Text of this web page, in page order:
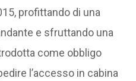
profittando di una
e sfruttando una
come obbligo
l’accesso in cabina